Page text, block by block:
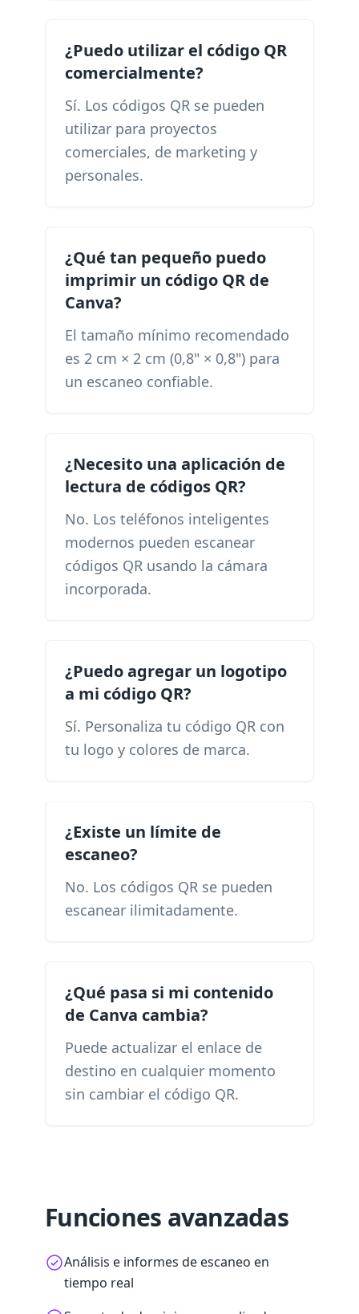
¿Puedo utilizar el código QR
comercialmente?
Sí. Los códigos QR se pueden
utilizar para proyectos
comerciales, de marketing y
personales.
¿Qué tan pequeño puedo
imprimir un código QR de
Canva?
El tamaño mínimo recomendado
es 2 cm × 2 cm (0,8" × 0,8") para
un escaneo confiable.
¿Necesito una aplicación de
lectura de códigos QR?
No. Los teléfonos inteligentes
modernos pueden escanear
códigos QR usando la cámara
incorporada.
¿Puedo agregar un logotipo
a mi código QR?
Sí. Personaliza tu código QR con
tu logo y colores de marca.
¿Existe un límite de
escaneo?
No. Los códigos QR se pueden
escanear ilimitadamente.
¿Qué pasa si mi contenido
de Canva cambia?
Puede actualizar el enlace de
destino en cualquier momento
sin cambiar el código QR.
Funciones avanzadas
Análisis e informes de escaneo en
tiempo real